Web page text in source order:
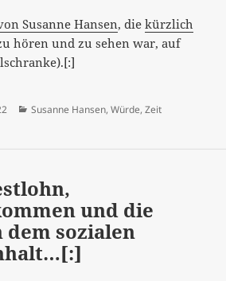
Susanne Hansen, diekürzlich
hören und zu sehen war, auf
Kategorien
Susanne Hansen, Würde, Zeit
und die
dem sozialen